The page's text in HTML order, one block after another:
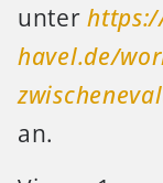
unter
havel.de/
an.